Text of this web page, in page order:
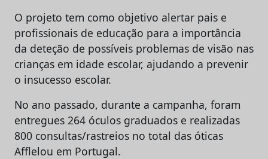
O projeto tem como objetivo alertar pais e
profissionais de educação para a importância
da deteção de possíveis problemas de visão nas
crianças em idade escolar, ajudando a prevenir
o insucesso escolar.
No ano passado, durante a campanha, foram
entregues 264 óculos graduados e realizadas
800 consultas/rastreios no total das óticas
Afflelou em Portugal.